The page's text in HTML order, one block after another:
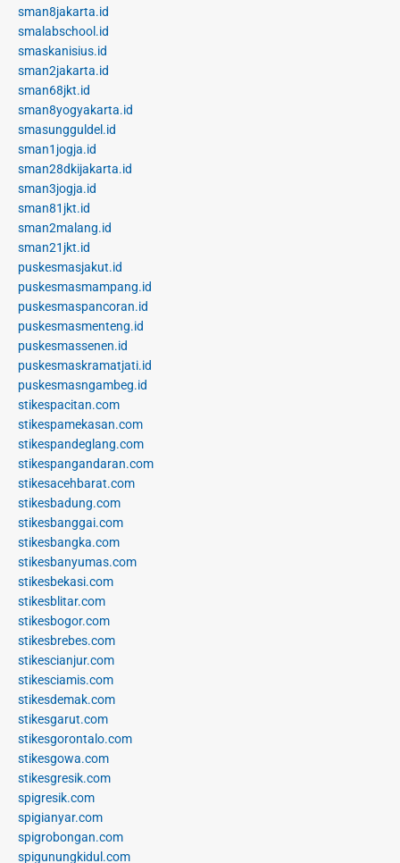
sman8jakarta.id
smalabschool.id
smaskanisius.id
sman2jakarta.id
sman68jkt.id
sman8yogyakarta.id
smasungguldel.id
sman1jogja.id
sman28dkijakarta.id
sman3jogja.id
sman81jkt.id
sman2malang.id
sman21jkt.id
puskesmasjakut.id
puskesmasmampang.id
puskesmaspancoran.id
puskesmasmenteng.id
puskesmassenen.id
puskesmaskramatjati.id
puskesmasngambeg.id
stikespacitan.com
stikespamekasan.com
stikespandeglang.com
stikespangandaran.com
stikesacehbarat.com
stikesbadung.com
stikesbanggai.com
stikesbangka.com
stikesbanyumas.com
stikesbekasi.com
stikesblitar.com
stikesbogor.com
stikesbrebes.com
stikescianjur.com
stikesciamis.com
stikesdemak.com
stikesgarut.com
stikesgorontalo.com
stikesgowa.com
stikesgresik.com
spigresik.com
spigianyar.com
spigrobongan.com
spigunungkidul.com